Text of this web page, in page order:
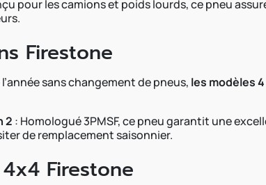
pour les camions et poids lourds, ce pneu
Firestone
sans changement de pneus, les modèles
2 : Homologué 3PMSF, ce pneu garantit une
de remplacement saisonnier.
Firestone